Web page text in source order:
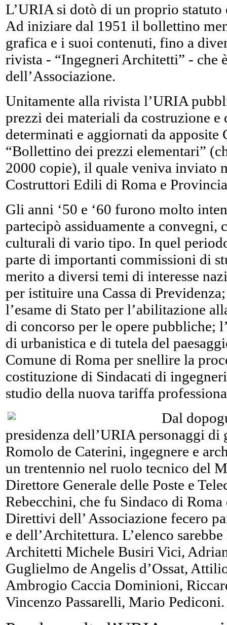
L’URIA si dotò di un proprio
Ad iniziare dal 1951 il bollettino
grafica e i suoi contenuti, fino a
rivista - “Ingegneri Architetti” - che
dell’Associazione.
Unitamente alla rivista l’URIA
prezzi dei materiali da costruzione
determinati e aggiornati da
“Bollettino dei prezzi elementari”
2000 copie), il quale veniva inviato
Costruttori Edili di Roma e
Gli anni ‘50 e ‘60 furono molto
partecipò assiduamente a convegni,
culturali di vario tipo. In quel
parte di importanti commissioni di
merito a diversi temi di interesse
per istituire una Cassa di
l’esame di Stato per l’abilitazione
di concorso per le opere pubbliche;
di urbanistica e di tutela del
Comune di Roma per snellire la
costituzione di Sindacati di
studio della nuova tariffa
Dal
presidenza dell’URIA personaggi
Romolo de Caterini, ingegnere e
un trentennio nel ruolo tecnico del
Direttore Generale delle Poste e
Rebecchini, che fu Sindaco di
Direttivi dell’ Associazione fecero
e dell’Architettura. L’elenco
Architetti Michele Busiri Vici,
Guglielmo de Angelis d’Ossat,
Ambrogio Caccia Dominioni,
Vincenzo Passarelli, Mario Pediconi.